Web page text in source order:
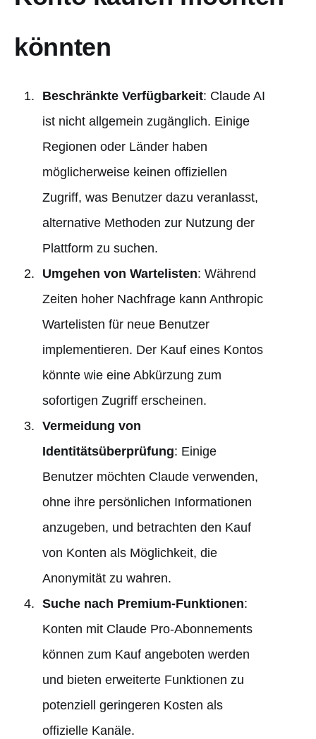
könnten
Beschränkte Verfügbarkeit: Claude AI
ist nicht allgemein zugänglich. Einige
Regionen oder Länder haben
möglicherweise keinen offiziellen
Zugriff, was Benutzer dazu veranlasst,
alternative Methoden zur Nutzung der
Plattform zu suchen.
Umgehen von Wartelisten: Während
Zeiten hoher Nachfrage kann Anthropic
Wartelisten für neue Benutzer
implementieren. Der Kauf eines Kontos
könnte wie eine Abkürzung zum
sofortigen Zugriff erscheinen.
Vermeidung von
Identitätsüberprüfung: Einige
Benutzer möchten Claude verwenden,
ohne ihre persönlichen Informationen
anzugeben, und betrachten den Kauf
von Konten als Möglichkeit, die
Anonymität zu wahren.
Suche nach Premium-Funktionen:
Konten mit Claude Pro-Abonnements
können zum Kauf angeboten werden
und bieten erweiterte Funktionen zu
potenziell geringeren Kosten als
offizielle Kanäle.